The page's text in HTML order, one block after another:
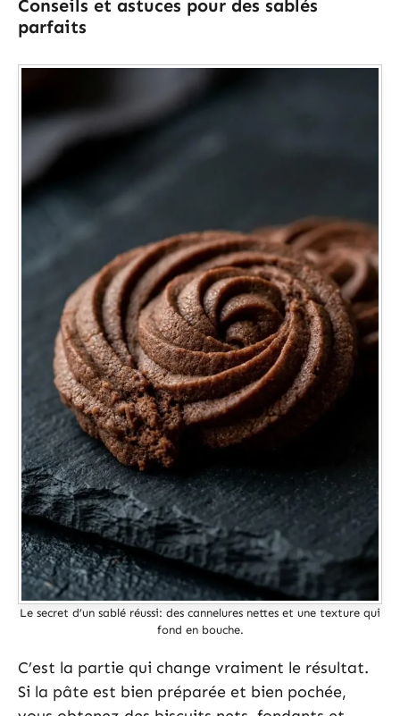
Conseils et astuces pour des sablés
parfaits
Le secret d’un sablé réussi: des cannelures nettes et une texture qui
fond en bouche.
C’est la partie qui change vraiment le résultat.
Si la pâte est bien préparée et bien pochée,